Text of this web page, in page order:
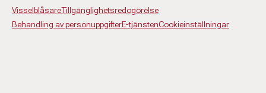
VisselblåsareTillgänglighetsredogörelse
Behandling av personuppgifterE-tjänstenCookieinställningar